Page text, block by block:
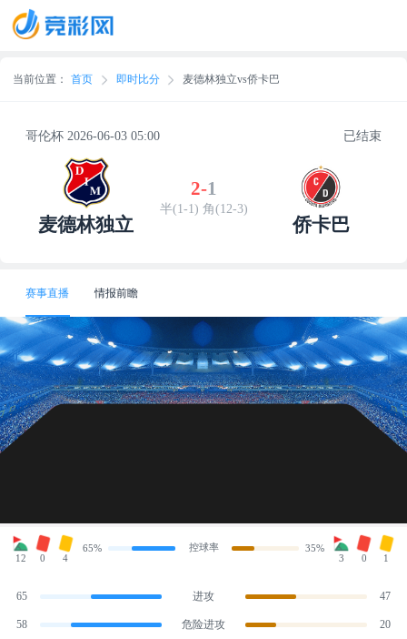
当前位置： 首页 即时比分 麦德林独立vs侨卡巴
哥伦杯 2026-06-03 05:00 已结束
麦德林独立
2-1
半(1-1) 角(12-3)
侨卡巴
赛事直播 情报前瞻
12 0 4
65% 控球率
35%
3
0 1
65 进攻 47
58 危险进攻 20